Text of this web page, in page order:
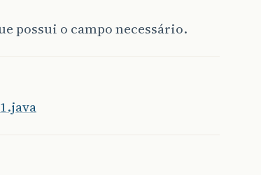
possui o campo necessário.